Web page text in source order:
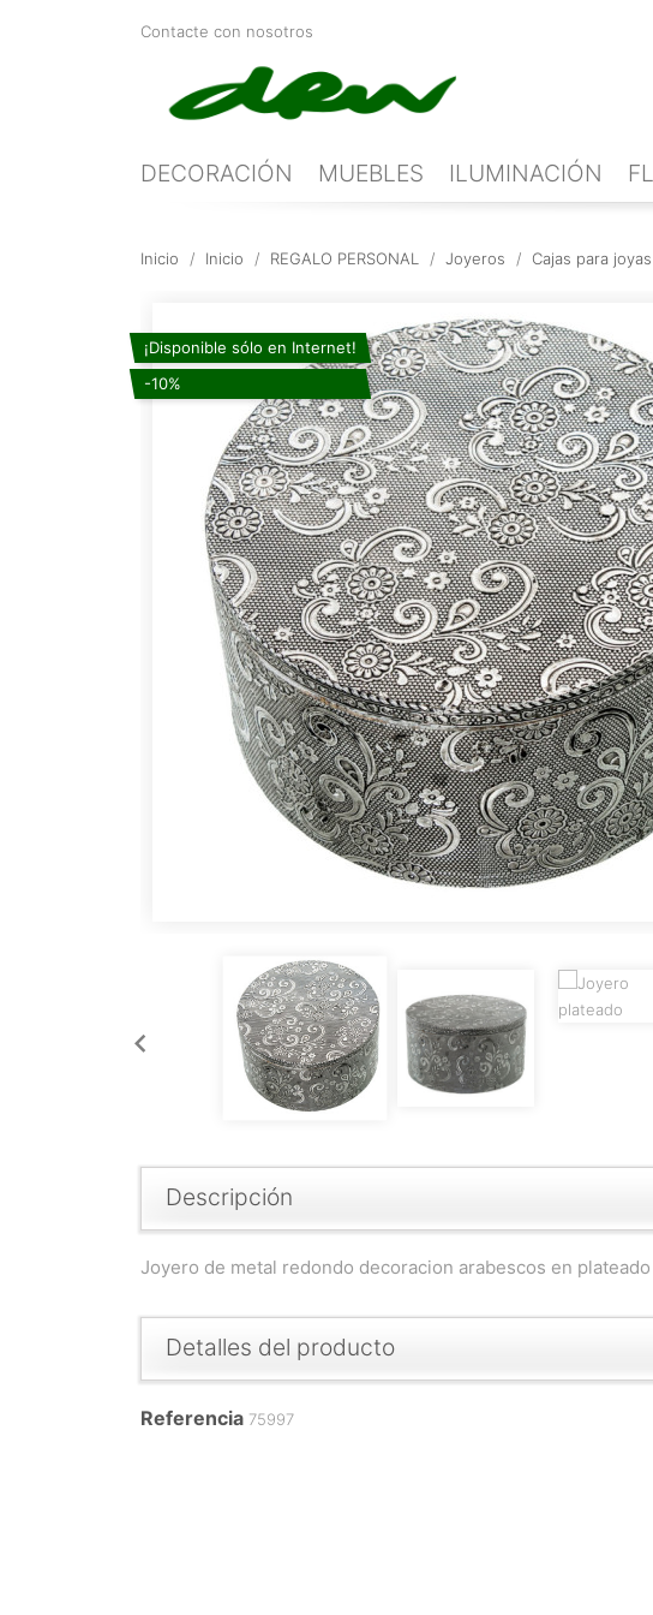
Contacte con nosotros
DECORACIÓN
MUEBLES ILUMINACIÓN
Inicio Inicio REGALO PERSONAL Joyeros Cajas para joyas
¡Disponible sólo en Internet!
-10%
Descripción
Joyero de metal redondo decoracion arabescos en
Detalles del producto
Referencia 75997